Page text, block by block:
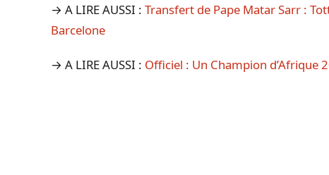
→ A LIRE AUSSI : Transfert de Pape Matar Sarr :
Barcelone
→ A LIRE AUSSI : Officiel : Un Champion d’Afrique